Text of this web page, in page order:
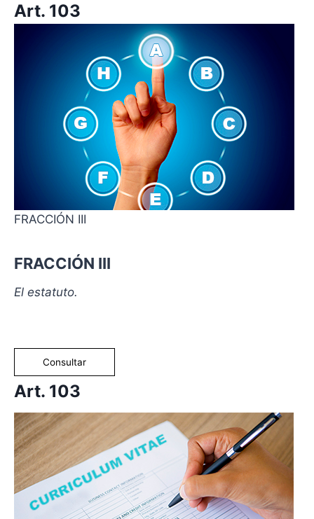
Art. 103
FRACCIÓN III
FRACCIÓN III
El estatuto.
Consultar
Art. 103